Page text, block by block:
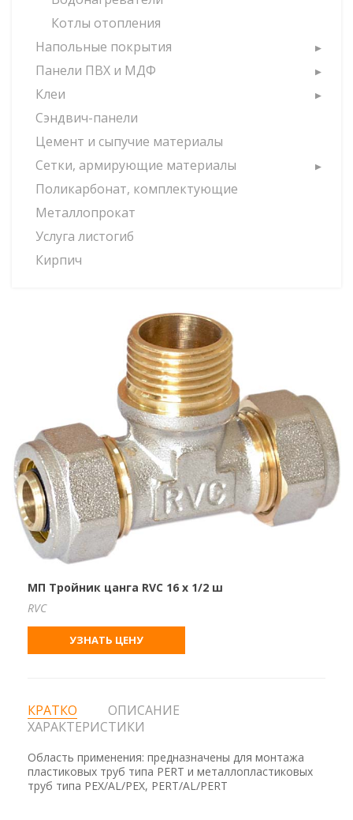
Котлы отопления
Напольные покрытия
Панели ПВХ и МДФ
Клеи
Сэндвич-панели
Цемент и сыпучие материалы
Сетки, армирующие материалы
Поликарбонат, комплектующие
Металлопрокат
Услуга листогиб
Кирпич
МП Тройник цанга RVC 16 х 1/2 ш
RVC
УЗНАТЬ ЦЕНУ
КРАТКО
ОПИСАНИЕ
ХАРАКТЕРИСТИКИ
Область применения: предназначены для монтажа
пластиковых труб типа PERT и металлопластиковых
труб типа PEX/AL/PEX, PERT/AL/PERT